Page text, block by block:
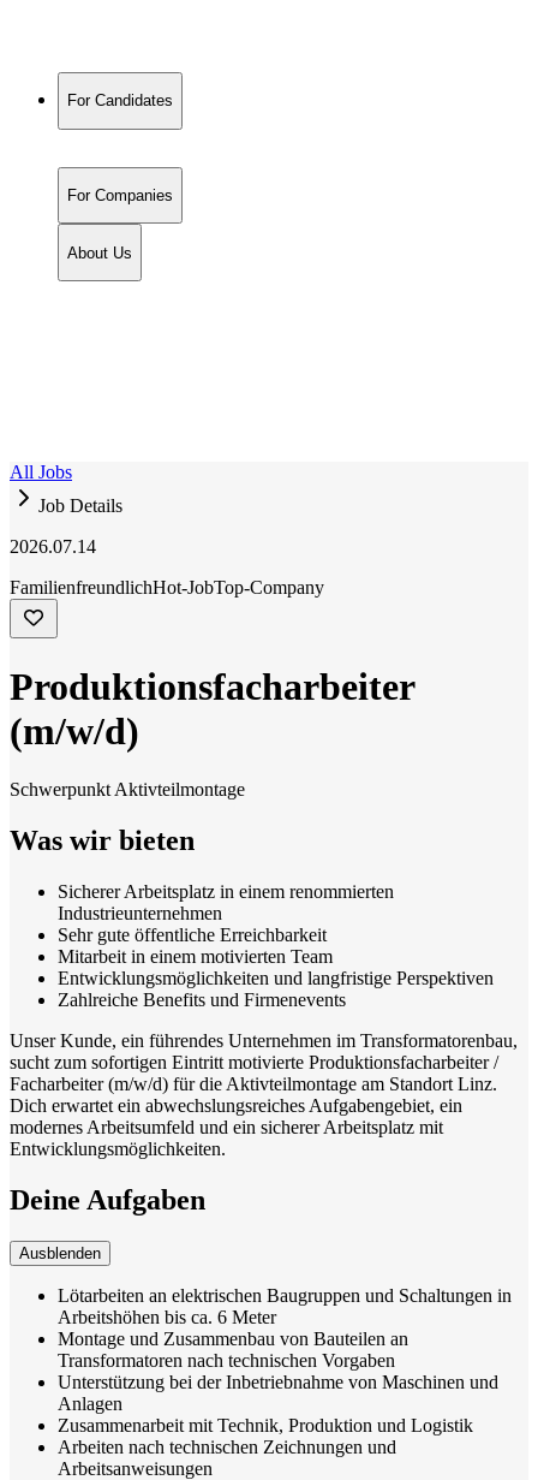
For Candidates
For Companies
About Us
All Jobs
Job Details
2026.07.14
FamilienfreundlichHot-JobTop-Company
Produktionsfacharbeiter
(m/w/d)
Schwerpunkt Aktivteilmontage
Was wir bieten
Sicherer Arbeitsplatz in einem renommierten
Industrieunternehmen
Sehr gute öffentliche Erreichbarkeit
Mitarbeit in einem motivierten Team
Entwicklungsmöglichkeiten und langfristige Perspektiven
Zahlreiche Benefits und Firmenevents
Unser Kunde, ein führendes Unternehmen im Transformatorenbau,
sucht zum sofortigen Eintritt motivierte Produktionsfacharbeiter /
Facharbeiter (m/w/d) für die Aktivteilmontage am Standort Linz.
Dich erwartet ein abwechslungsreiches Aufgabengebiet, ein
modernes Arbeitsumfeld und ein sicherer Arbeitsplatz mit
Entwicklungsmöglichkeiten.
Deine Aufgaben
Ausblenden
Lötarbeiten an elektrischen Baugruppen und Schaltungen in
Arbeitshöhen bis ca. 6 Meter
Montage und Zusammenbau von Bauteilen an
Transformatoren nach technischen Vorgaben
Unterstützung bei der Inbetriebnahme von Maschinen und
Anlagen
Zusammenarbeit mit Technik, Produktion und Logistik
Arbeiten nach technischen Zeichnungen und
Arbeitsanweisungen